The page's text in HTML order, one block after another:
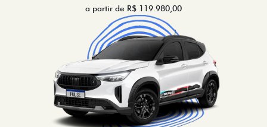
a partir de R$ 119.980,00